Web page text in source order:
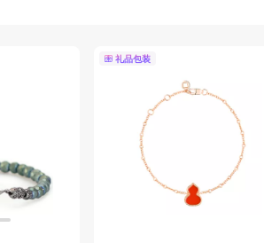
礼品包装